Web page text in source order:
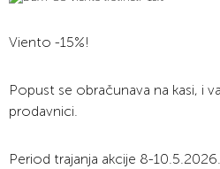
Viento -15%!
Popust se obračunava na kasi, i
prodavnici.
Period trajanja akcije 8-10.5.2026.